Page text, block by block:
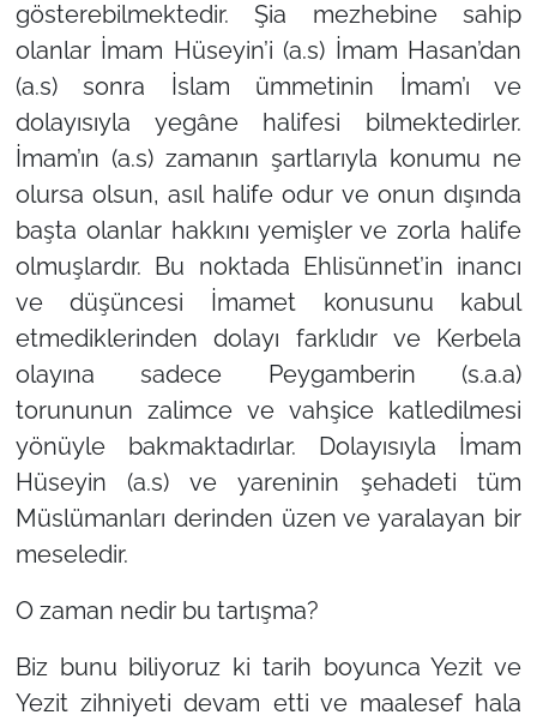
gösterebilmektedir. Şia mezhebine sahip
olanlar İmam Hüseyin’i (a.s) İmam Hasan’dan
(a.s) sonra İslam ümmetinin İmam’ı ve
dolayısıyla yegâne halifesi bilmektedirler.
İmam’ın (a.s) zamanın şartlarıyla konumu ne
olursa olsun, asıl halife odur ve onun dışında
başta olanlar hakkını yemişler ve zorla halife
olmuşlardır. Bu noktada Ehlisünnet’in inancı
ve düşüncesi İmamet konusunu kabul
etmediklerinden dolayı farklıdır ve Kerbela
olayına sadece Peygamberin (s.a.a)
torununun zalimce ve vahşice katledilmesi
yönüyle bakmaktadırlar. Dolayısıyla İmam
Hüseyin (a.s) ve yareninin şehadeti tüm
Müslümanları derinden üzen ve yaralayan bir
meseledir.
O zaman nedir bu tartışma?
Biz bunu biliyoruz ki tarih boyunca Yezit ve
Yezit zihniyeti devam etti ve maalesef hala